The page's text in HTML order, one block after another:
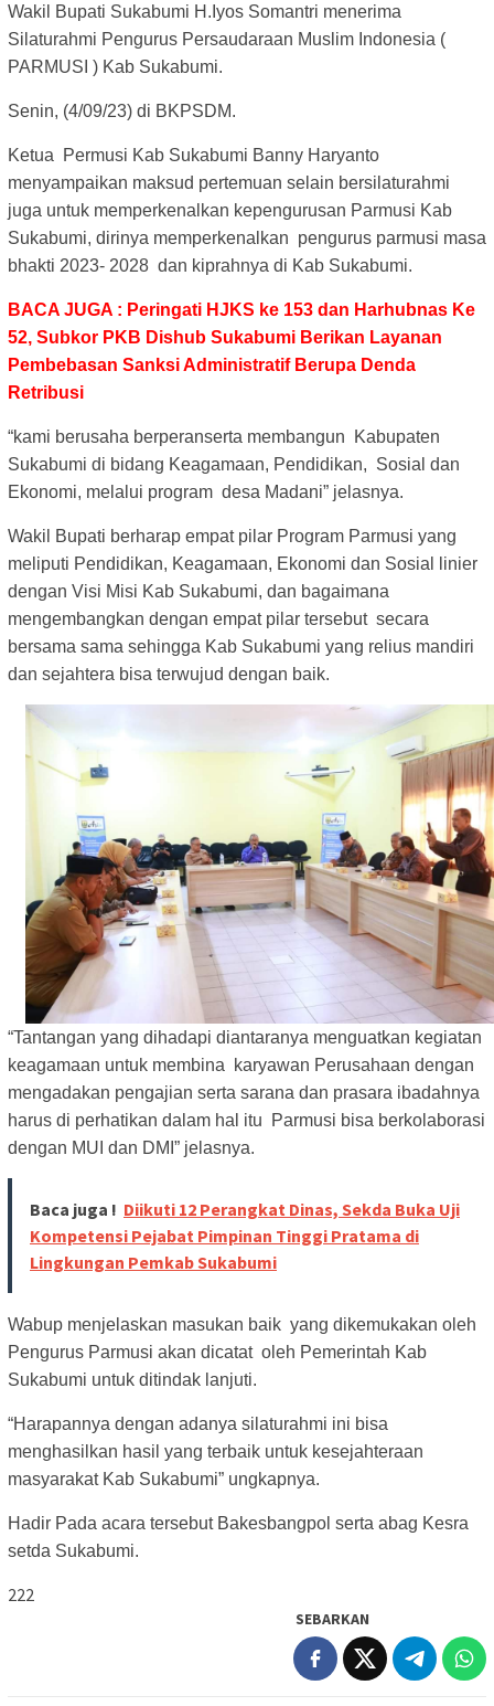
Wakil Bupati Sukabumi H.Iyos Somantri menerima
Silaturahmi Pengurus Persaudaraan Muslim Indonesia (
PARMUSI ) Kab Sukabumi.
Senin, (4/09/23) di BKPSDM.
Ketua Permusi Kab Sukabumi Banny Haryanto
menyampaikan maksud pertemuan selain bersilaturahmi
juga untuk memperkenalkan kepengurusan Parmusi Kab
Sukabumi, dirinya memperkenalkan pengurus parmusi masa
bhakti 2023- 2028 dan kiprahnya di Kab Sukabumi.
BACA JUGA : Peringati HJKS ke 153 dan Harhubnas Ke
52, Subkor PKB Dishub Sukabumi Berikan Layanan
Pembebasan Sanksi Administratif Berupa Denda
Retribusi
“kami berusaha berperanserta membangun Kabupaten
Sukabumi di bidang Keagamaan, Pendidikan, Sosial dan
Ekonomi, melalui program desa Madani” jelasnya.
Wakil Bupati berharap empat pilar Program Parmusi yang
meliputi Pendidikan, Keagamaan, Ekonomi dan Sosial linier
dengan Visi Misi Kab Sukabumi, dan bagaimana
mengembangkan dengan empat pilar tersebut secara
bersama sama sehingga Kab Sukabumi yang relius mandiri
dan sejahtera bisa terwujud dengan baik.
“Tantangan yang dihadapi diantaranya menguatkan kegiatan
keagamaan untuk membina karyawan Perusahaan dengan
mengadakan pengajian serta sarana dan prasara ibadahnya
harus di perhatikan dalam hal itu Parmusi bisa berkolaborasi
dengan MUI dan DMI” jelasnya.
Baca juga ! Diikuti 12 Perangkat Dinas, Sekda Buka Uji
Kompetensi Pejabat Pimpinan Tinggi Pratama di
Lingkungan Pemkab Sukabumi
Wabup menjelaskan masukan baik yang dikemukakan oleh
Pengurus Parmusi akan dicatat oleh Pemerintah Kab
Sukabumi untuk ditindak lanjuti.
“Harapannya dengan adanya silaturahmi ini bisa
menghasilkan hasil yang terbaik untuk kesejahteraan
masyarakat Kab Sukabumi” ungkapnya.
Hadir Pada acara tersebut Bakesbangpol serta abag Kesra
setda Sukabumi.
222
SEBARKAN